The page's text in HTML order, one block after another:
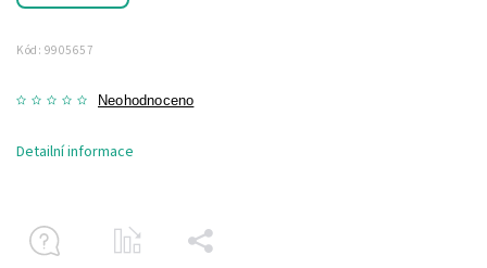
Kód: 9905657
Neohodnoceno
Detailní informace